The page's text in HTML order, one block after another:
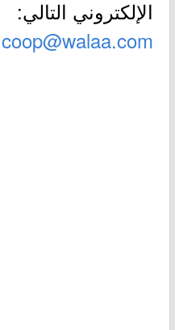
الإلكتروني التالي:
coop@walaa.com